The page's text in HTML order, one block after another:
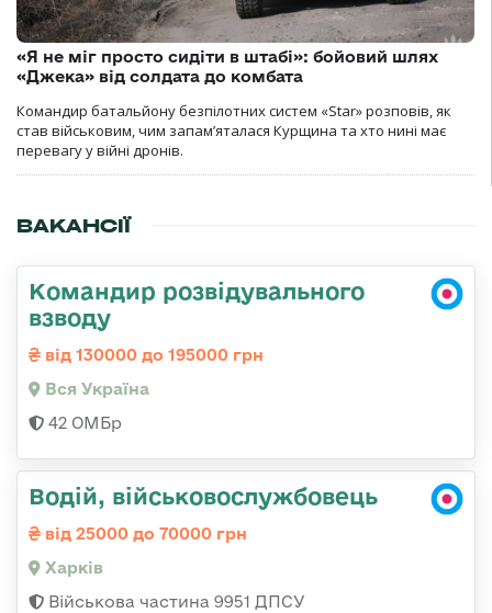
«Я не міг просто сидіти в штабі»: бойовий шлях
«Джека» від солдата до комбата
Командир батальйону безпілотних систем «Star» розповів, як
став військовим, чим запам’яталася Курщина та хто нині має
перевагу у війні дронів.
ВАКАНСІЇ
Командир розвідувального
взводу
від 130000 до 195000 грн
Вся Україна
42 ОМБр
Водій, військовослужбовець
від 25000 до 70000 грн
Харків
Військова частина 9951 ДПСУ